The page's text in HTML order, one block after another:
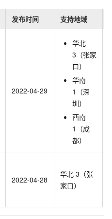
发布时间 支持地域
2022-04-29
华北
3（张家
口）
华南
1（深
圳）
西南
1（成
都）
2022-04-28
华北 3（张
家口）